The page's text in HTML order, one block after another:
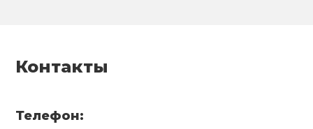
Контакты
Телефон: